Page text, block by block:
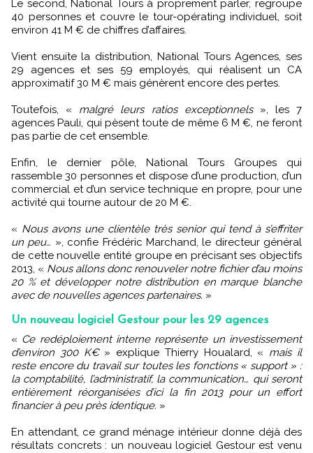
Le second, National Tours à proprement parler, regroupe
40 personnes et couvre le tour-opérating individuel, soit
environ 41 M € de chiffres d’affaires.
Vient ensuite la distribution, National Tours Agences, ses
29 agences et ses 59 employés, qui réalisent un CA
approximatif 30 M € mais génèrent encore des pertes.
Toutefois, « malgré leurs ratios exceptionnels», les 7
agences Pauli, qui pèsent toute de même 6 M €, ne feront
pas partie de cet ensemble.
Enfin, le dernier pôle, National Tours Groupes qui
rassemble 30 personnes et dispose d’une production, d’un
commercial et d’un service technique en propre, pour une
activité qui tourne autour de 20 M €.
« Nous avons une clientèle très senior qui tend à s’effriter
un peu… », confie Frédéric Marchand, le directeur général
de cette nouvelle entité groupe en précisant ses objectifs
2013, « Nous allons donc renouveler notre fichier d’au moins
20 % et développer notre distribution en marque blanche
avec de nouvelles agences partenaires. »
Un nouveau logiciel Gestour pour les 29 agences
« Ce redéploiement interne représente un investissement
d’environ 300 K€ » explique Thierry Houalard, « mais il
reste encore du travail sur toutes les fonctions « support » :
la comptabilité, l’administratif, la communication… qui seront
entièrement réorganisées d’ici la fin 2013 pour un effort
financier à peu près identique. »
En attendant, ce grand ménage intérieur donne déjà des
résultats concrets : un nouveau logiciel Gestour est venu